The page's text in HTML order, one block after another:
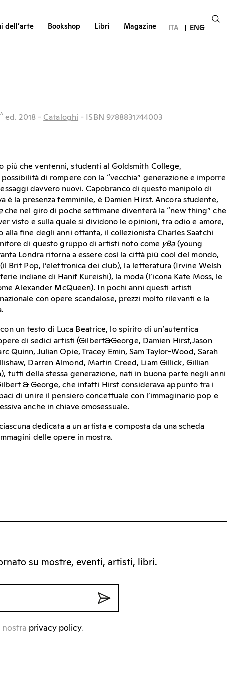
dell’arte Bookshop Libri Magazine ITA ENG
^ ed. 2018 - Cataloghi - ISBN 9788831744003
più che ventenni, studenti al Goldsmith College,
di rompere con la “vecchia” generazione e imporre
davvero nuovi. Capobranco di questo manipolo di
è la presenza femminile, è Damien Hirst. Ancora studente,
che nel giro di poche settimane diventerà la “new thing” che
visto e sulla quale si dividono le opinioni, tra odio e amore,
alla fine degli anni ottanta, il collezionista Charles Saatchi
di questo gruppo di artisti noto come yBa(young
Londra ritorna a essere così la città più cool del mondo,
Brit Pop, l’elettronica dei club), la letteratura (Irvine Welsh
indiane di Hanif Kureishi), la moda (l’icona Kate Moss, le
Alexander McQueen). In pochi anni questi artisti
con opere scandalose, prezzi molto rilevanti e la
un testo di Luca Beatrice, lo spirito di un’autentica
di sedici artisti (Gilbert&George, Damien Hirst,Jason
Quinn, Julian Opie, Tracey Emin, Sam Taylor-Wood, Sarah
Darren Almond, Martin Creed, Liam Gillick, Gillian
tutti della stessa generazione, nati in buona parte negli anni
& George, che infatti Hirst considerava appunto tra i
di unire il pensiero concettuale con l’immaginario pop e
anche in chiave omosessuale.
dedicata a un artista e composta da una scheda
delle opere in mostra.
su mostre, eventi, artisti, libri.
nostra privacy policy.